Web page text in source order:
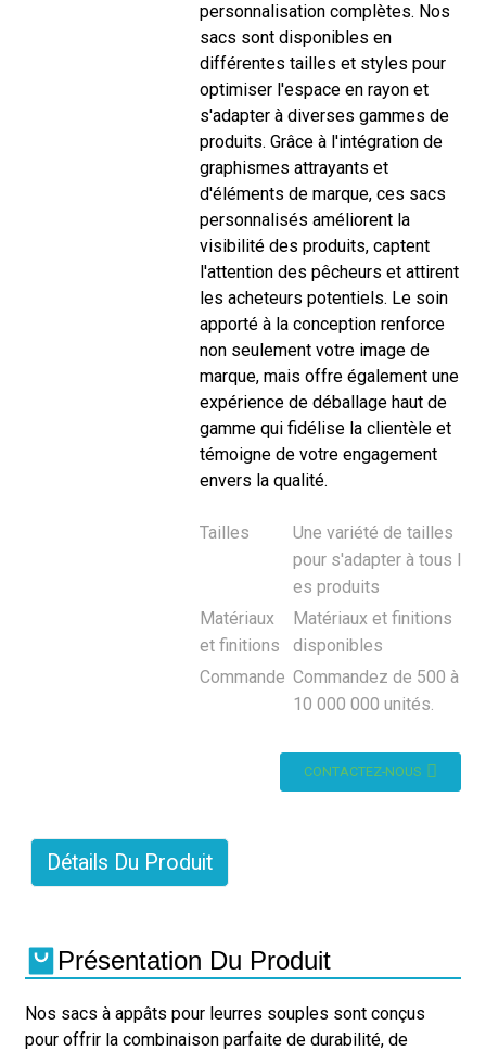
personnalisation complètes. Nos
sacs sont disponibles en
différentes tailles et styles pour
optimiser l'espace en rayon et
s'adapter à diverses gammes de
produits. Grâce à l'intégration de
graphismes attrayants et
d'éléments de marque, ces sacs
personnalisés améliorent la
visibilité des produits, captent
l'attention des pêcheurs et attirent
les acheteurs potentiels. Le soin
apporté à la conception renforce
non seulement votre image de
marque, mais offre également une
expérience de déballage haut de
gamme qui fidélise la clientèle et
témoigne de votre engagement
envers la qualité.
Tailles
Une variété de tailles
pour s'adapter à tous l
es produits
Matériaux
et finitions
Matériaux et finitions
disponibles
Commande Commandez de 500 à
10 000 000 unités.
CONTACTEZ-NOUS
Détails Du Produit
Présentation Du Produit
Nos sacs à appâts pour leurres souples sont conçus
pour offrir la combinaison parfaite de durabilité, de